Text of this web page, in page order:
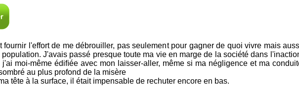
fournir l'effort de me débrouiller, pas seulement pour gagner de quoi vivre mais
J'avais passé presque toute ma vie en marge de la société dans
moi-même édiﬁée avec mon laisser-aller, même si ma négligence et ma
au plus profond de la misère
tête à la surface, il était impensable de rechuter encore en bas.